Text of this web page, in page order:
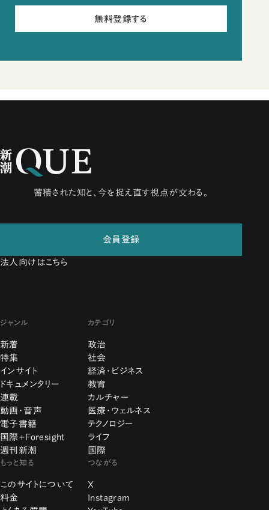
無料登録する
蓄積された知と、今を捉え直す視点が交わる。
会員登録
法人向けはこちら
ジャンル
新着
特集
インサイト
ドキュメンタリー
連載
動画・音声
電子書籍
国際+Foresight
週刊新潮
カテゴリ
政治
社会
経済・ビジネス
教育
カルチャー
医療・ウェルネス
テクノロジー
ライフ
国際
もっと知る
このサイトについて
料金
つながる
X
Instagram